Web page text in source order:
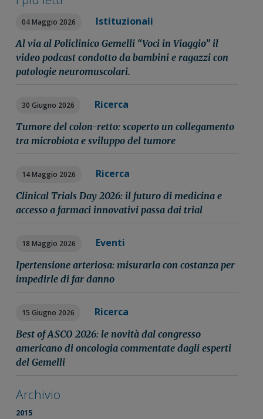
04 Maggio 2026 Istituzionali
Al via al Policlinico Gemelli “Voci in Viaggio” il
video podcast condotto da bambini e ragazzi con
patologie neuromuscolari.
30 Giugno 2026 Ricerca
Tumore del colon-retto: scoperto un collegamento
tra microbiota e sviluppo del tumore
14 Maggio 2026 Ricerca
Clinical Trials Day 2026: il futuro di medicina e
accesso a farmaci innovativi passa dai trial
18 Maggio 2026 Eventi
Ipertensione arteriosa: misurarla con costanza per
impedirle di far danno
15 Giugno 2026 Ricerca
Best of ASCO 2026: le novità dal congresso
americano di oncologia commentate dagli esperti
del Gemelli
Archivio
2015